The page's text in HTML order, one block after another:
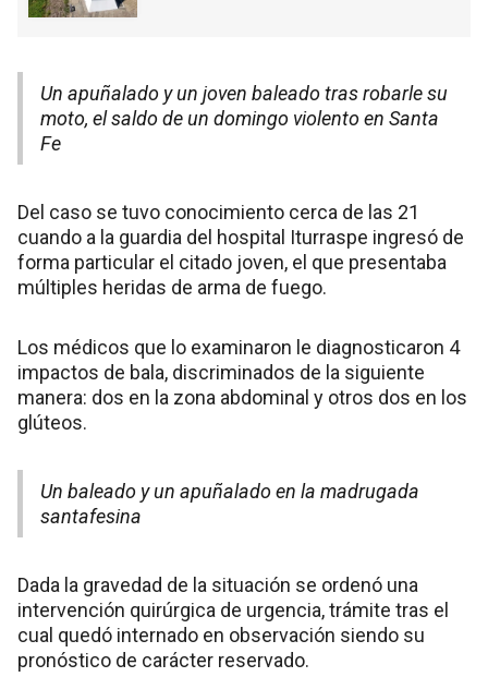
Un apuñalado y un joven baleado tras robarle su
moto, el saldo de un domingo violento en Santa
Fe
Del caso se tuvo conocimiento cerca de las 21
cuando a la guardia del hospital Iturraspe ingresó de
forma particular el citado joven, el que presentaba
múltiples heridas de arma de fuego.
Los médicos que lo examinaron le diagnosticaron 4
impactos de bala, discriminados de la siguiente
manera: dos en la zona abdominal y otros dos en los
glúteos.
Un baleado y un apuñalado en la madrugada
santafesina
Dada la gravedad de la situación se ordenó una
intervención quirúrgica de urgencia, trámite tras el
cual quedó internado en observación siendo su
pronóstico de carácter reservado.